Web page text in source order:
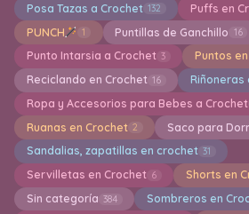
Posa Tazas a Crochet 132 Puffs en
PUNCH 1 Puntillas de Ganchillo 16
Punto Intarsia a Crochet 3 Puntos
Reciclando en Crochet 16 Riñoneras
Ropa y Accesorios para Bebes a Crochet
Ruanas en Crochet 2 Saco para
Sandalias, zapatillas en crochet 31
Servilletas en Crochet 6 Shorts en
Sin categoría 384 Sombreros en